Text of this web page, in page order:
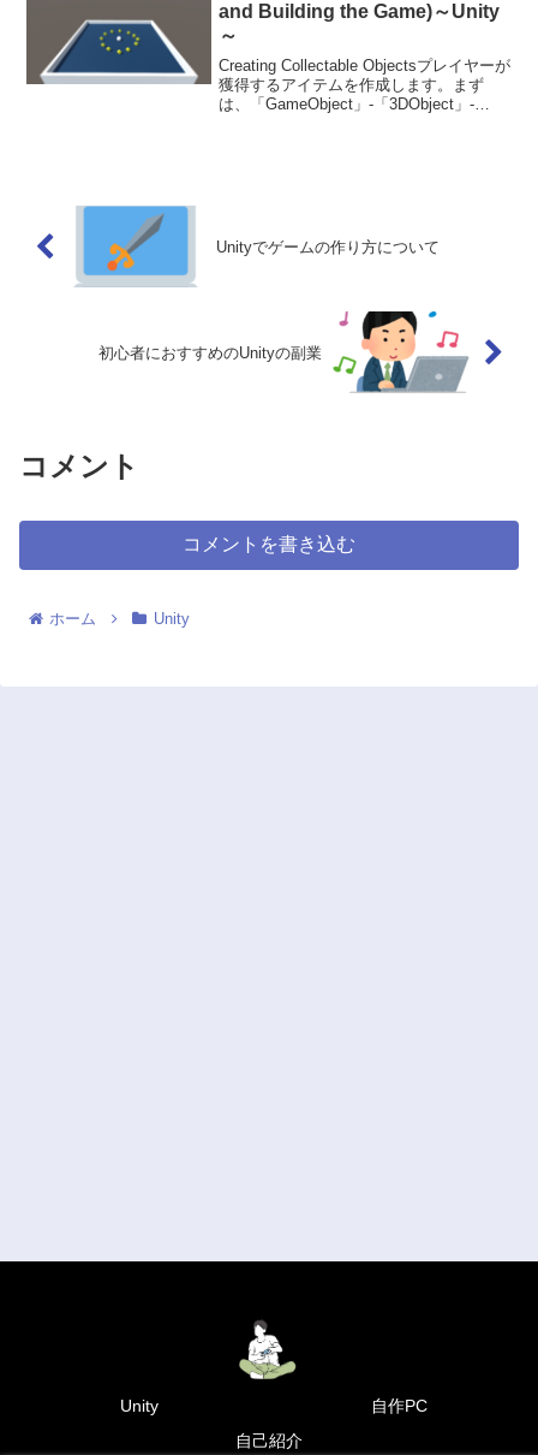
and Building the Game)～Unity
～
Creating Collectable Objectsプレイヤーが
獲得するアイテムを作成します。まず
は、「GameObject」-「3DObject」-
Unityでゲームの作り方について
初心者におすすめのUnityの副業
コメント
コメントを書き込む
ホーム Unity
Unity
自作PC
自己紹介